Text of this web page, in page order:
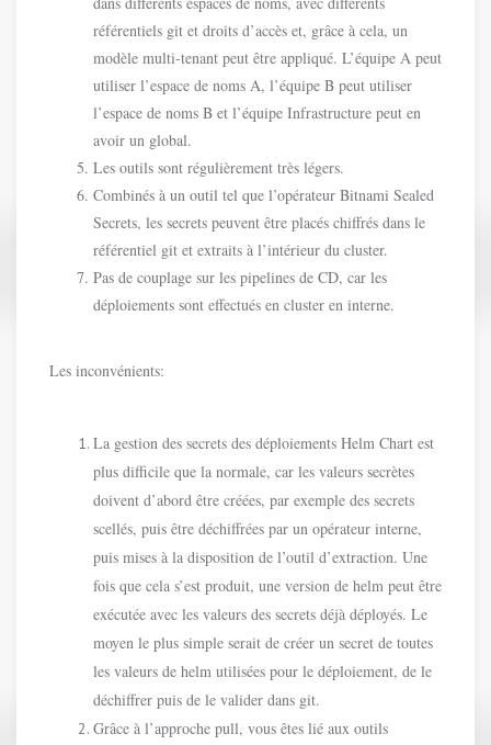
référentiels git et droits d’accès et, grâce à cela, un
modèle multi-tenant peut être appliqué. L’équipe A peut
utiliser l’espace de noms A, l’équipe B peut utiliser
l’espace de noms B et l’équipe Infrastructure peut en
avoir un global.
Les outils sont régulièrement très légers.
Combinés à un outil tel que l’opérateur Bitnami Sealed
Secrets, les secrets peuvent être placés chiffrés dans le
référentiel git et extraits à l’intérieur du cluster.
Pas de couplage sur les pipelines de CD, car les
déploiements sont effectués en cluster en interne.
Les inconvénients:
La gestion des secrets des déploiements Helm Chart est
plus difficile que la normale, car les valeurs secrètes
doivent d’abord être créées, par exemple des secrets
scellés, puis être déchiffrées par un opérateur interne,
puis mises à la disposition de l’outil d’extraction. Une
fois que cela s’est produit, une version de helm peut être
exécutée avec les valeurs des secrets déjà déployés. Le
moyen le plus simple serait de créer un secret de toutes
les valeurs de helm utilisées pour le déploiement, de le
déchiffrer puis de le valider dans git.
Grâce à l’approche pull, vous êtes lié aux outils